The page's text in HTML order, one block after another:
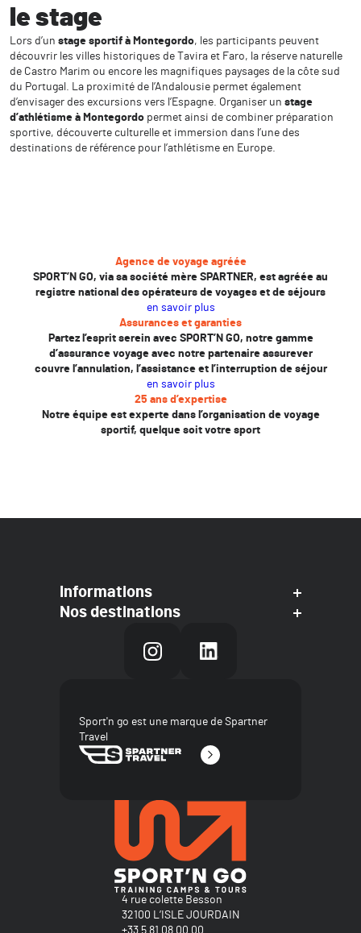
le stage
Lors d’un stage sportif à Montegordo, les participants peuvent
découvrir les villes historiques de Tavira et Faro, la réserve naturelle
de Castro Marim ou encore les magnifiques paysages de la côte sud
du Portugal. La proximité de l’Andalousie permet également
d’envisager des excursions vers l’Espagne. Organiser un stage
d’athlétisme à Montegordo permet ainsi de combiner préparation
sportive, découverte culturelle et immersion dans l’une des
destinations de référence pour l’athlétisme en Europe.
Agence de voyage agréée
SPORT’N GO, via sa société mère SPARTNER, est agréée au
registre national des opérateurs de voyages et de séjours
en savoir plus
Assurances et garanties
Partez l’esprit serein avec SPORT’N GO, notre gamme
d’assurance voyage avec notre partenaire assurever
couvre l’annulation, l’assistance et l’interruption de séjour
en savoir plus
25 ans d’expertise
Notre équipe est experte dans l’organisation de voyage
sportif, quelque soit votre sport
4 rue colette Besson
32100 L’ISLE JOURDAIN
+33 5 81 08 00 00
Informations
Nos destinations
Sport'n go est une marque de Spartner
Travel